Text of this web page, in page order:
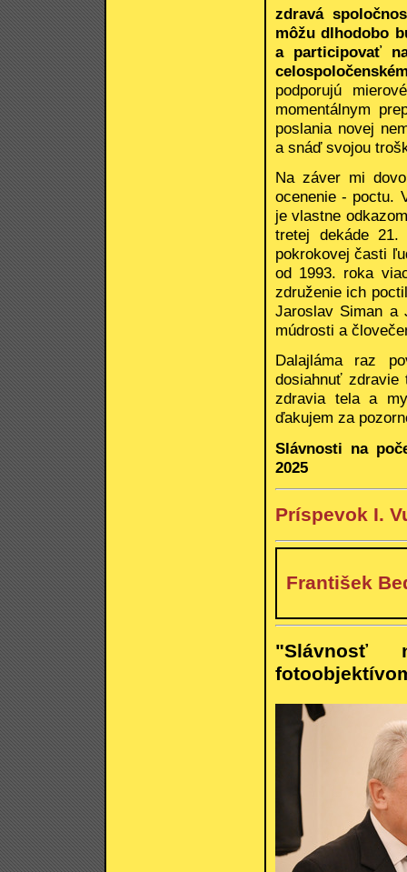
zdravá
môžu dlhodobo
a participovať
podporujú
momentálnym
poslania novej
a snáď svojou
Na záver mi
ocenenie - poctu.
je vlastne
tretej dekáde
pokrokovej časti
od 1993. roka
združenie ich
Jaroslav Siman a
múdrosti a
Dalajláma raz
dosiahnuť
zdravia tela a
ďakujem za
Slávnosti na
2025
Príspevok I.
František
"Slávnosť